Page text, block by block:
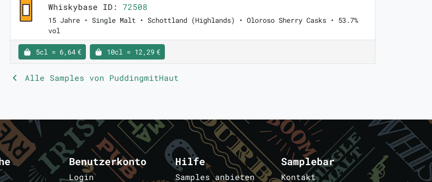
Whiskybase ID: 72508
15 Jahre • Single Malt • Schottland (Highlands) • Oloroso Sherry Casks • 53.7%
vol
5cl = 6,64 € 10cl = 12,29 €
Alle Samples von PuddingmitHaut
Benutzerkonto
Login
Hilfe
Samples anbieten
Samplebar
Kontakt